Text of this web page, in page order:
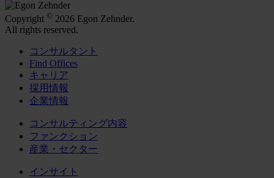
Copyright © 2026 Egon Zehnder.
All rights reserved.
コンサルタント
Find Offices
キャリア
採用情報
企業情報
コンサルティング内容
ファンクション
産業・セクター
インサイト